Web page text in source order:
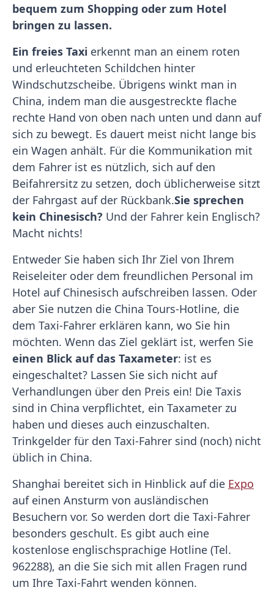
bequem zum Shopping oder zum Hotel
bringen zu lassen.
Ein freies Taxi erkennt man an einem roten
und erleuchteten Schildchen hinter
Windschutzscheibe. Übrigens winkt man in
China, indem man die ausgestreckte flache
rechte Hand von oben nach unten und dann auf
sich zu bewegt. Es dauert meist nicht lange bis
ein Wagen anhält. Für die Kommunikation mit
dem Fahrer ist es nützlich, sich auf den
Beifahrersitz zu setzen, doch üblicherweise sitzt
der Fahrgast auf der Rückbank.Sie sprechen
kein Chinesisch? Und der Fahrer kein Englisch?
Macht nichts!
Entweder Sie haben sich Ihr Ziel von Ihrem
Reiseleiter oder dem freundlichen Personal im
Hotel auf Chinesisch aufschreiben lassen. Oder
aber Sie nutzen die China Tours-Hotline, die
dem Taxi-Fahrer erklären kann, wo Sie hin
möchten. Wenn das Ziel geklärt ist, werfen Sie
einen Blick auf das Taxameter: ist es
eingeschaltet? Lassen Sie sich nicht auf
Verhandlungen über den Preis ein! Die Taxis
sind in China verpflichtet, ein Taxameter zu
haben und dieses auch einzuschalten.
Trinkgelder für den Taxi-Fahrer sind (noch) nicht
üblich in China.
Shanghai bereitet sich in Hinblick auf die Expo
auf einen Ansturm von ausländischen
Besuchern vor. So werden dort die Taxi-Fahrer
besonders geschult. Es gibt auch eine
kostenlose englischsprachige Hotline (Tel.
962288), an die Sie sich mit allen Fragen rund
um Ihre Taxi-Fahrt wenden können.